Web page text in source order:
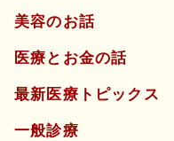
美容のお話
医療とお金の話
最新医療トピックス
一般診療